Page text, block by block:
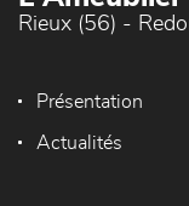
Rieux (56) -
Présentation
Actualités